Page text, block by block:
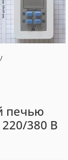
печью
220/380 В